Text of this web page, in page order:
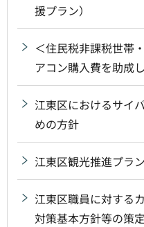
援プラン）
＜住民税非課税世帯
アコン購入費を助成
江東区におけるサイ
めの方針
江東区観光推進プラ
江東区職員に対する
対策基本方針等の策